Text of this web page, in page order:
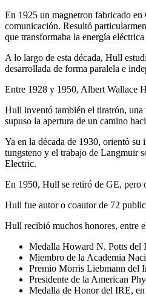
En 1925 un magnetron fabricado
comunicación. Resultó
que transformaba la energía
A lo largo de esta década, Hull
desarrollada de forma paralela e
Entre 1928 y 1950, Albert Wallace
Hull inventó también el tiratrón, una
supuso la apertura de un camino
Ya en la década de 1930, orientó
tungsteno y el trabajo de Langmuir
Electric.
En 1950, Hull se retiró de GE, pero
Hull fue autor o coautor de 72
Hull recibió muchos honores, entre
Medalla Howard N. Potts del
Miembro de la Academia
Premio Morris Liebmann del
Presidente de la American
Medalla de Honor del IRE, en